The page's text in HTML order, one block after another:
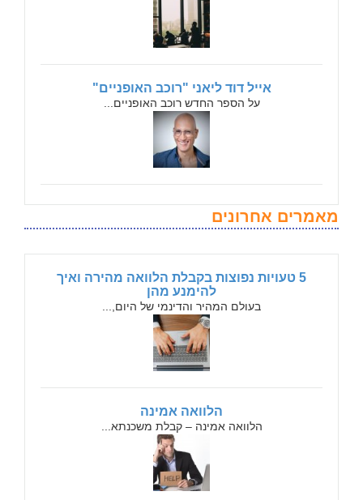
אייל דוד ליאני "רוכב האופניים"
על הספר החדש רוכב האופניים...
מאמרים אחרונים
5 טעויות נפוצות בקבלת הלוואה מהירה ואיך
להימנע מהן
בעולם המהיר והדינמי של היום,...
הלוואה אמינה
הלוואה אמינה – קבלת משכנתא...